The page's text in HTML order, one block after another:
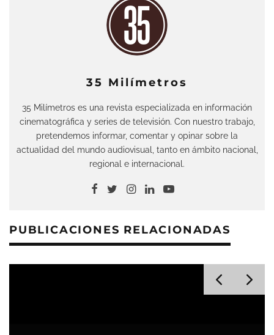
35 Milímetros
35 Milímetros es una revista especializada en información
cinematográfica y series de televisión. Con nuestro trabajo,
pretendemos informar, comentar y opinar sobre la
actualidad del mundo audiovisual, tanto en ámbito nacional,
regional e internacional.
PUBLICACIONES RELACIONADAS